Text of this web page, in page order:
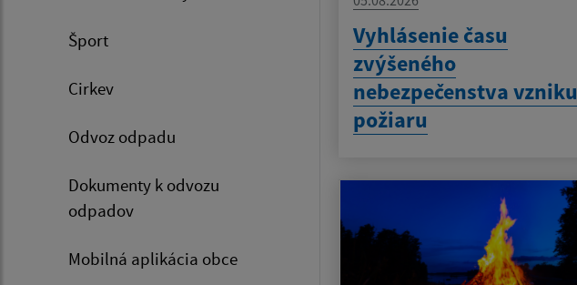
Šport
Cirkev
Odvoz odpadu
Dokumenty k odvozu
odpadov
Mobilná aplikácia obce
Vyhlásenie času
zvýšeného
nebezpečenstva vzniku
požiaru